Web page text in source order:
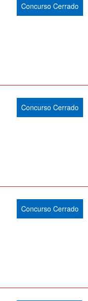
Concurso Cerrado
Concurso Cerrado
Concurso Cerrado